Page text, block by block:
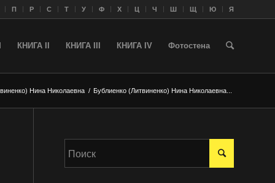
П Р С Т У Ф Х Ц Ч Ш Щ Ю Я
КНИГА II КНИГА III КНИГА IV Фотостена
Нина Николаевна / Бублиенко (Литвиненко) Нина Николаевна...